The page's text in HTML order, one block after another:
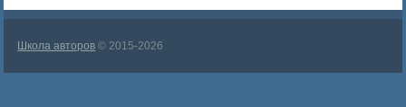
Школа авторов © 2015-2026